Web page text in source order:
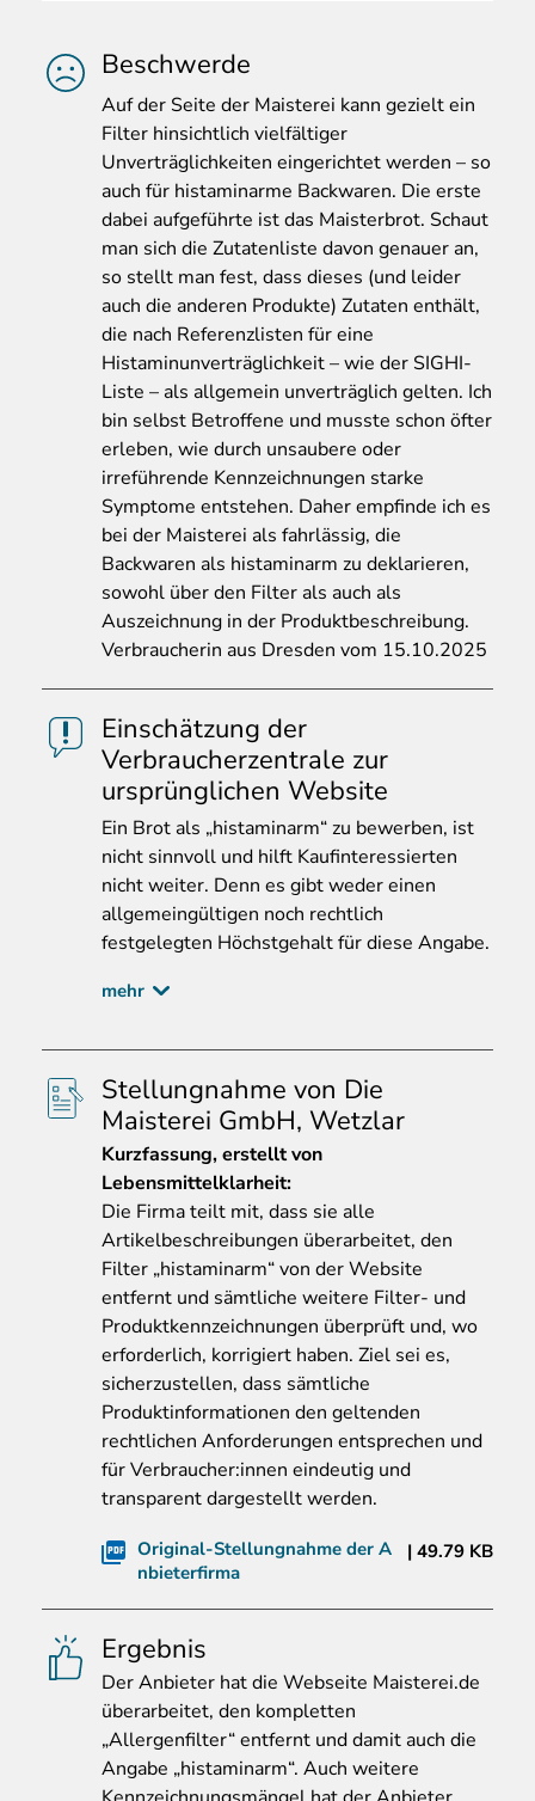
Beschwerde
Aufder Seite der Maisterei kann gezielt ein
Filter hinsichtlich vielfältiger
Unverträglichkeiten eingerichtet werden – so
auch für histaminarme Backwaren. Die erste
dabei aufgeführte ist das Maisterbrot. Schaut
man sich die Zutatenliste davon genauer an,
so stellt man fest, dass dieses (und leider
auch die anderen Produkte) Zutaten enthält,
die nach Referenzlisten für eine
Histaminunverträglichkeit – wie der SIGHI-
Liste – als allgemein unverträglich gelten. Ich
bin selbst Betroffene und musste schon öfter
erleben, wie durch unsaubere oder
irreführende Kennzeichnungen starke
Symptome entstehen. Daher empfinde ich es
bei der Maisterei als fahrlässig, die
Backwaren als histaminarm zu deklarieren,
sowohl über den Filter als auch als
Auszeichnung in der Produktbeschreibung.
Verbraucherin aus Dresden vom 15.10.2025
Einschätzung der
Verbraucherzentrale zur
ursprünglichen Website
Ein Brot als „histaminarm“ zu bewerben, ist
nicht sinnvoll und hilft Kaufinteressierten
nicht weiter. Denn es gibt weder einen
allgemeingültigen noch rechtlich
festgelegten Höchstgehalt für diese Angabe.
mehr
Stellungnahme von Die
Maisterei GmbH, Wetzlar
Kurzfassung, erstellt von
Lebensmittelklarheit:
Die Firma teilt mit, dass sie alle
Artikelbeschreibungen überarbeitet, den
Filter „histaminarm“ von der Website
entfernt und sämtliche weitere Filter- und
Produktkennzeichnungen überprüft und, wo
erforderlich, korrigiert haben. Ziel sei es,
sicherzustellen, dass sämtliche
Produktinformationen den geltenden
rechtlichen Anforderungen entsprechen und
für Verbraucher:innen eindeutig und
transparent dargestellt werden.
Original-Stellungnahme der A
nbieterfirma
49.79 KB
Ergebnis
DerAnbieter hat die Webseite Maisterei.de
überarbeitet, den kompletten
„Allergenfilter“ entfernt und damit auch die
Angabe „histaminarm“. Auch weitere